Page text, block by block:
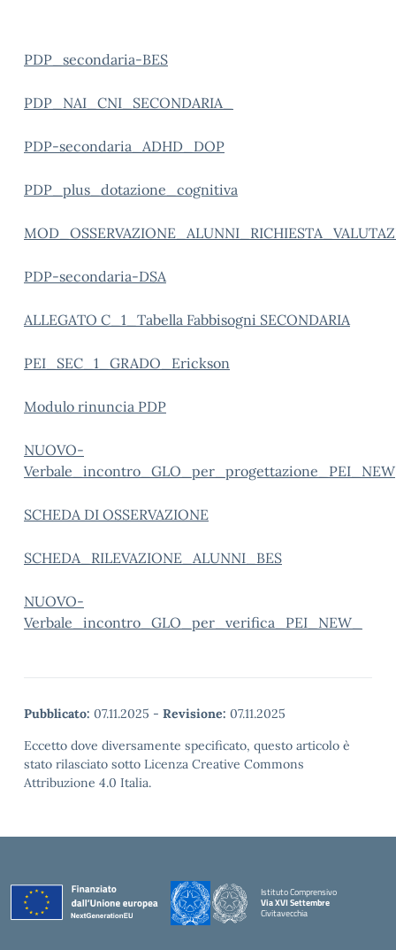
PDP_secondaria-BES
PDP_NAI_CNI_SECONDARIA_
PDP-secondaria_ADHD_DOP
PDP_plus_dotazione_cognitiva
PDP-secondaria-DSA
ALLEGATO C_1_Tabella Fabbisogni SECONDARIA
PEI_SEC_1_GRADO_Erickson
Modulo rinuncia PDP
NUOVO-
Verbale_incontro_GLO_per_progettazione_PEI_NEW
SCHEDA DI OSSERVAZIONE
SCHEDA_RILEVAZIONE_ALUNNI_BES
NUOVO-
Verbale_incontro_GLO_per_verifica_PEI_NEW_
Pubblicato: 07.11.2025 - Revisione: 07.11.2025
Eccetto dove diversamente specificato, questo articolo è
stato rilasciato sotto Licenza Creative Commons
Attribuzione 4.0 Italia.
Istituto Comprensivo
Via XVI Settembre
Civitavecchia